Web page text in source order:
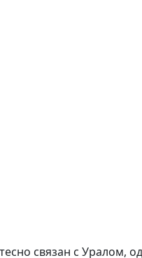
связан с Уралом,